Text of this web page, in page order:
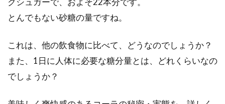
家庭菜園に挑戦！土づくりや肥料に
野菜の価格が高騰して、食費がかかるのが大変
とんでもない砂糖の量ですね。
これは、他の飲食物に比べて、どうなのでしょうか？
また、1日に人体に必要な糖分量とは、どれくらいなの
でしょうか？